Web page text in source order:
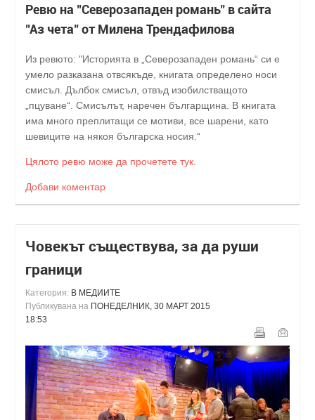
Ревю на "Северозападен романь" в сайта
"Аз чета" от Милена Трендафилова
Из ревюто: "Историята в „Северозападен романь“ си е
умело разказана отвсякъде, книгата определено носи
смисъл. Дълбок смисъл, отвъд изобилстващото
„пцуване“. Смисълът, наречен българщина. В книгата
има много преплитащи се мотиви, все шарени, като
шевиците на някоя българска носия.“
Цялото ревю може да прочетете тук.
Добави коментар
Човекът съществува, за да руши
граници
Категория: В МЕДИИТЕ
Публикувана на ПОНЕДЕЛНИК, 30 МАРТ 2015
18:53